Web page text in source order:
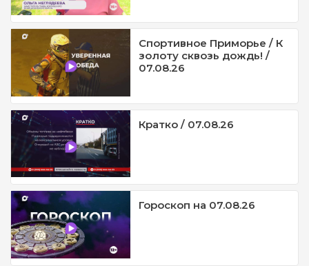
Спортивное Приморье / К
золоту сквозь дождь! /
07.08.26
Кратко / 07.08.26
Гороскоп на 07.08.26